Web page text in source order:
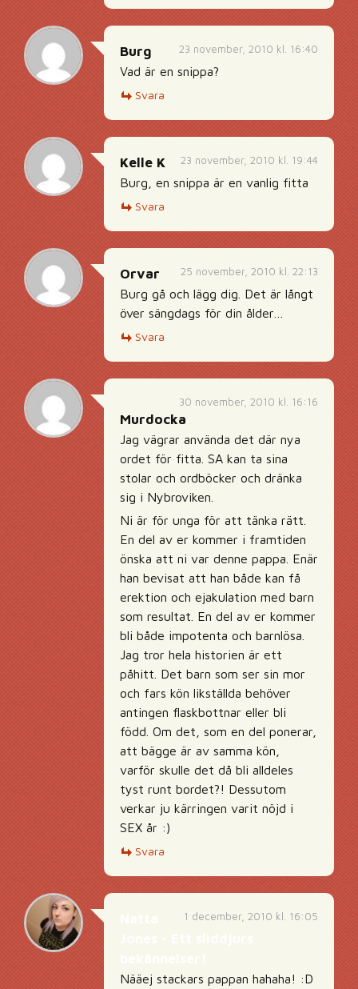
23 november, 2010 kl. 16:40
Burg
Vad är en snippa?
Svara
23 november, 2010 kl. 19:44
Kelle K
Burg, en snippa är en vanlig fitta
Svara
25 november, 2010 kl. 22:13
Orvar
Burg gå och lägg dig. Det är långt
över sängdags för din ålder…
Svara
30 november, 2010 kl. 16:16
Murdocka
Jag vägrar använda det där nya
ordet för fitta. SA kan ta sina
stolar och ordböcker och dränka
sig i Nybroviken.
Ni är för unga för att tänka rätt.
En del av er kommer i framtiden
önska att ni var denne pappa. Enär
han bevisat att han både kan få
erektion och ejakulation med barn
som resultat. En del av er kommer
bli både impotenta och barnlösa.
Jag tror hela historien är ett
påhitt. Det barn som ser sin mor
och fars kön likställda behöver
antingen flaskbottnar eller bli
född. Om det, som en del ponerar,
att bägge är av samma kön,
varför skulle det då bli alldeles
tyst runt bordet?! Dessutom
verkar ju kärringen varit nöjd i
SEX år :)
Svara
1 december, 2010 kl. 16:05
Nääej stackars pappan hahaha! :D